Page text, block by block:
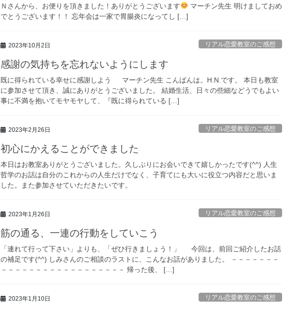
Ｎさんから、お便りを頂きました！ありがとうございます
マーチン先生 明けましておめ
でとうございます！！ 忘年会は一家で胃腸炎になってし […]
2023年10月2日 リアル恋愛教室のご感想
感謝の気持ちを忘れないようにします
既に得られている幸せに感謝しよう マーチン先生 こんばんは。H.N.です。 本日も教室
に参加させて頂き、誠にありがとうございました。 結婚生活、日々の些細などうでもよい
事に不満を抱いてモヤモヤして、『既に得られている […]
2023年2月26日 リアル恋愛教室のご感想
初心にかえることができました
本日はお教室ありがとうございました。久しぶりにお会いできて嬉しかったです(^^) 人生
哲学のお話は自分のこれからの人生だけでなく、子育てにも大いに役立つ内容だと思いま
した。また参加させていただきたいです。
2023年1月26日 リアル恋愛教室のご感想
筋の通る、一連の行動をしていこう
「連れて行って下さい」よりも、「ぜひ行きましょう！」 今回は、前回ご紹介したお話
の補足です(^^) しみさんのご相談のラストに、こんなお話がありました。 －－－－－－－
－－－－－－－－－－－－－－－－－－ 帰った後、 […]
2023年1月10日 リアル恋愛教室のご感想